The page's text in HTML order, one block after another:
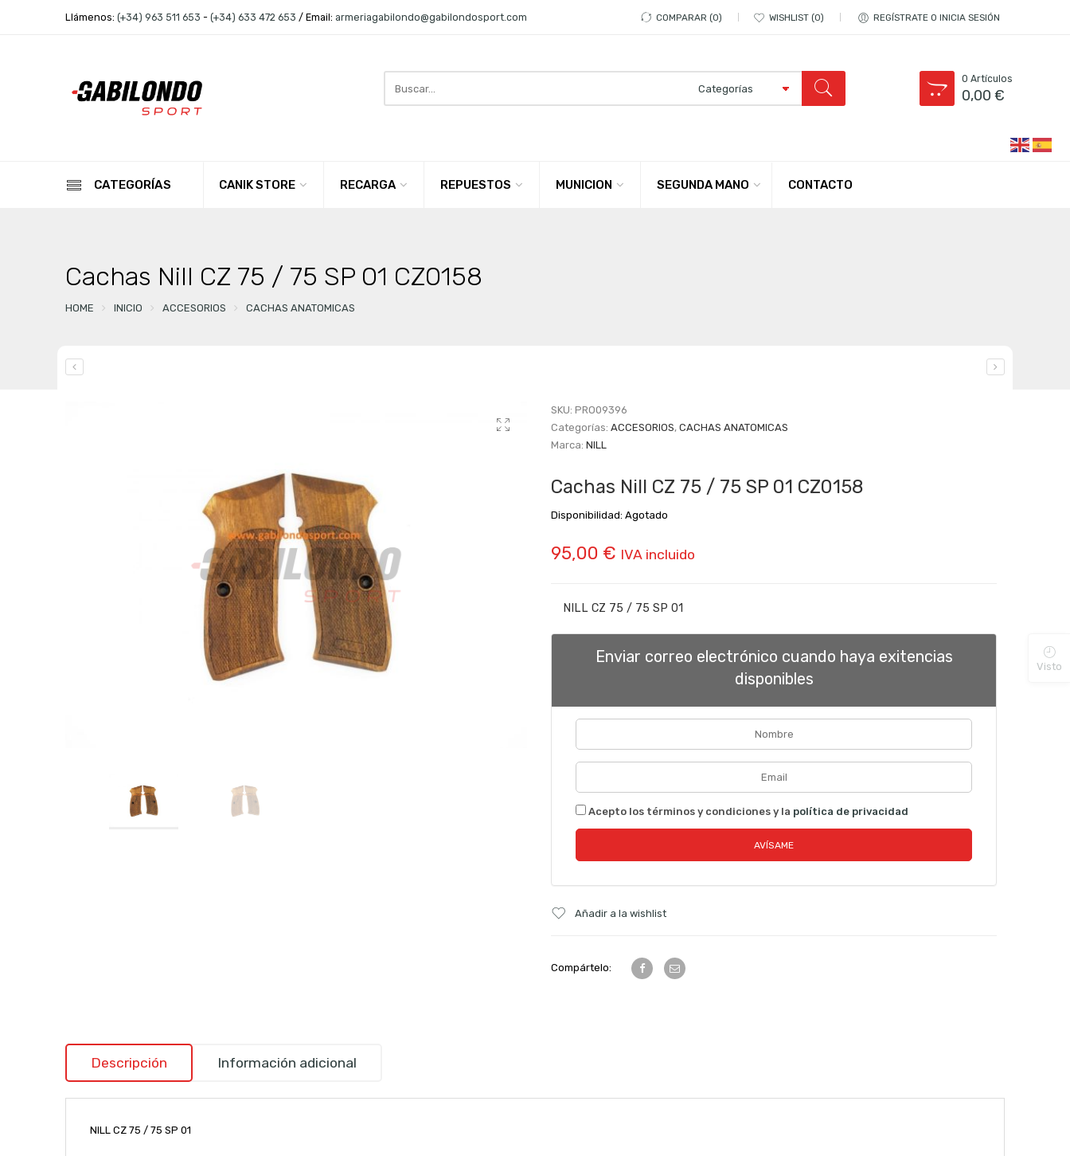
Llámenos: (+34) 963 511 653 - (+34) 633 472 653 / Email: armeriagabilondo@gabilondosport.com COMPARAR 0 WISHLIST 0 REGÍSTRATE O INICIA SESIÓN
here
0 Artículos
0,00€
CATEGORÍAS CANIK STORE RECARGA REPUESTOS MUNICION SEGUNDA MANO CONTACTO
Cachas Nill CZ 75 / 75 SP 01 CZ0158
HOME INICIO ACCESORIOS CACHAS ANATOMICAS
SKU: PRO09396
Categorías: ACCESORIOS, CACHAS ANATOMICAS
Marca: NILL
Cachas Nill CZ 75 / 75 SP 01 CZ0158
Disponibilidad: Agotado
95,00 € IVA incluido
NILL CZ 75 / 75 SP 01
Enviar correo electrónico cuando haya exitencias
disponibles
Acepto los términos y condiciones y la política de privacidad
Añadir a la wishlist
Compártelo:
Descripción Información adicional
NILL CZ 75 / 75 SP 01
Visto